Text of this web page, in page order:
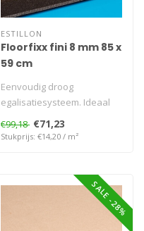
ESTILLON
Floorfixx fini 8 mm 85 x
59 cm
Eenvoudig droog
egalisatiesysteem. Ideaal
voor klik-PVC, vinyl en tapijt.
Het bi..
€99,18 €71,23
Stukprijs: €14,20 / m²
SALE -28%